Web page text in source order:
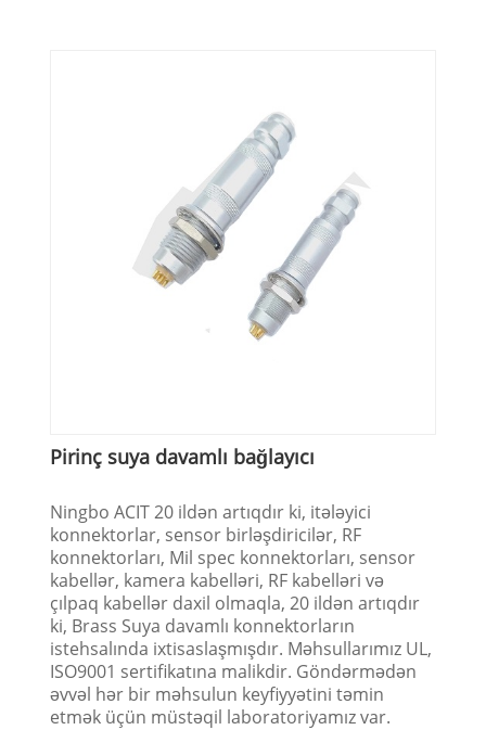
Pirinç suya davamlı bağlayıcı
Ningbo ACIT 20 ildən artıqdır ki, itələyici
konnektorlar, sensor birləşdiricilər, RF
konnektorları, Mil spec konnektorları, sensor
kabellər, kamera kabelləri, RF kabelləri və
çılpaq kabellər daxil olmaqla, 20 ildən artıqdır
ki, Brass Suya davamlı konnektorların
istehsalında ixtisaslaşmışdır. Məhsullarımız UL,
ISO9001 sertifikatına malikdir. Göndərmədən
əvvəl hər bir məhsulun keyfiyyətini təmin
etmək üçün müstəqil laboratoriyamız var.